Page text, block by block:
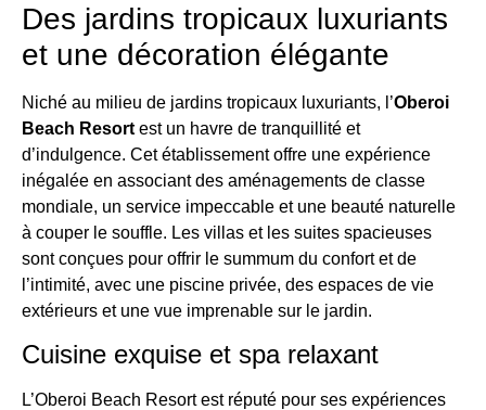
Des jardins tropicaux luxuriants
et une décoration élégante
Niché au milieu de jardins tropicaux luxuriants, l’Oberoi
Beach Resort est un havre de tranquillité et
d’indulgence. Cet établissement offre une expérience
inégalée en associant des aménagements de classe
mondiale, un service impeccable et une beauté naturelle
à couper le souffle. Les villas et les suites spacieuses
sont conçues pour offrir le summum du confort et de
l’intimité, avec une piscine privée, des espaces de vie
extérieurs et une vue imprenable sur le jardin.
Cuisine exquise et spa relaxant
L’Oberoi Beach Resort est réputé pour ses expériences